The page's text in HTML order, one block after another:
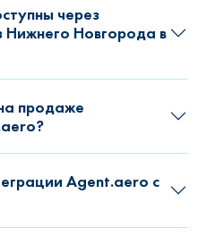
через
Нижнего Новгорода в
продаже
Agent.aero с